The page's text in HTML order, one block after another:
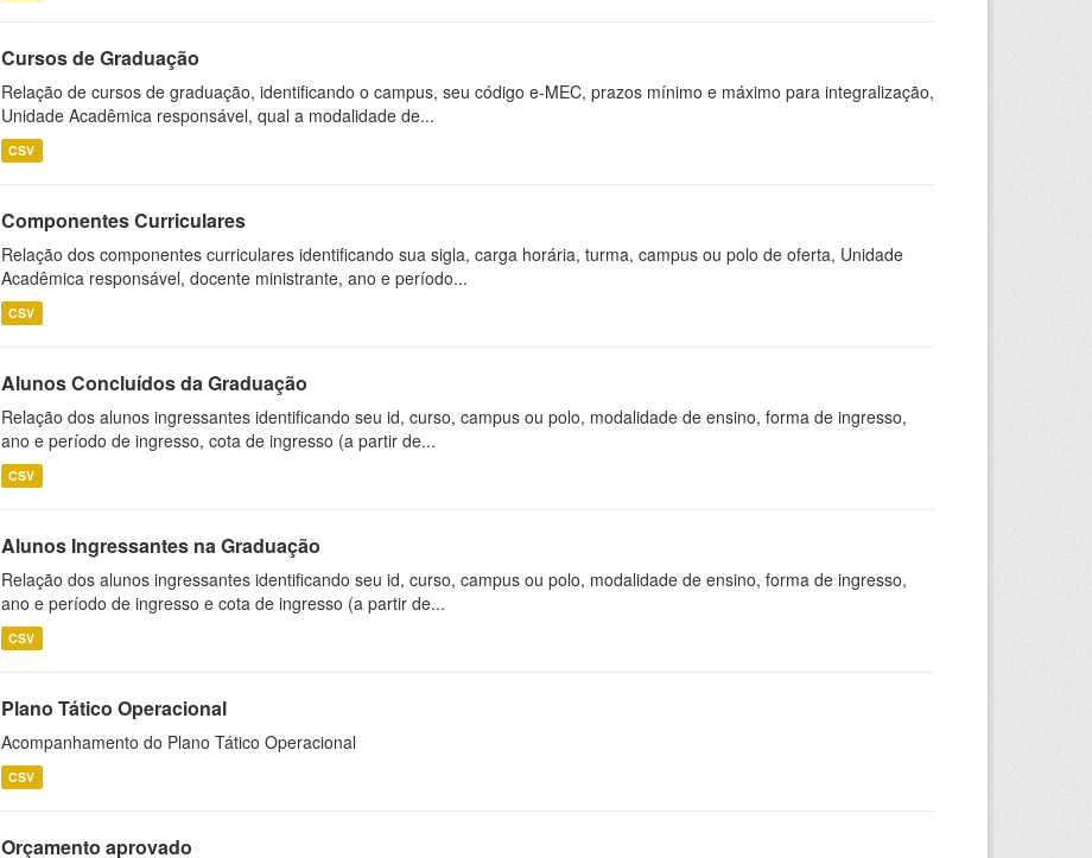
Cursos de Graduação
Relação de cursos de graduação, identificando o campus, seu código e-MEC, prazos mínimo e máximo para integralização,
Unidade Acadêmica responsável, qual a modalidade de...
CSV
Componentes Curriculares
Relação dos componentes curriculares identificando sua sigla, carga horária, turma, campus ou polo de oferta, Unidade
Acadêmica responsável, docente ministrante, ano e período...
CSV
Alunos Concluídos da Graduação
Relação dos alunos ingressantes identificando seu id, curso, campus ou polo, modalidade de ensino, forma de ingresso,
ano e período de ingresso, cota de ingresso (a partir de...
CSV
Alunos Ingressantes na Graduação
Relação dos alunos ingressantes identificando seu id, curso, campus ou polo, modalidade de ensino, forma de ingresso,
ano e período de ingresso e cota de ingresso (a partir de...
CSV
Plano Tático Operacional
Acompanhamento do Plano Tático Operacional
CSV
Orçamento aprovado